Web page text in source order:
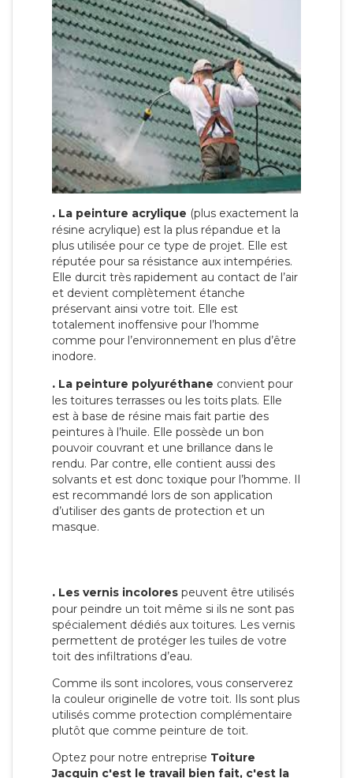
. La peinture acrylique (plus exactement la
résine acrylique) est la plus répandue et la
plus utilisée pour ce type de projet. Elle est
réputée pour sa résistance aux intempéries.
Elle durcit très rapidement au contact de l’air
et devient complètement étanche
préservant ainsi votre toit. Elle est
totalement inoffensive pour l’homme
comme pour l’environnement en plus d’être
inodore.
. La peinture polyuréthane convient pour
les toitures terrasses ou les toits plats. Elle
est à base de résine mais fait partie des
peintures à l’huile. Elle possède un bon
pouvoir couvrant et une brillance dans le
rendu. Par contre, elle contient aussi des
solvants et est donc toxique pour l’homme. Il
est recommandé lors de son application
d’utiliser des gants de protection et un
masque.
. Les vernis incolores peuvent être utilisés
pour peindre un toit même si ils ne sont pas
spécialement dédiés aux toitures. Les vernis
permettent de protéger les tuiles de votre
toit des infiltrations d’eau.
Comme ils sont incolores, vous conserverez
la couleur originelle de votre toit. Ils sont plus
utilisés comme protection complémentaire
plutôt que comme peinture de toit.
Optez pour notre entreprise Toiture
Jacquin c'est le travail bien fait, c'est la